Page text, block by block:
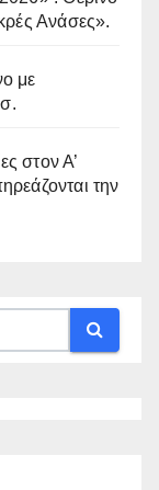
Ανάσες».
με
στον Α’
την